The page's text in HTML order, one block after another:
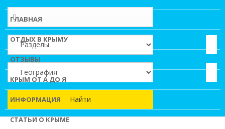
ГЛАВНАЯ
ОТДЫХ В КРЫМУ
ОТЗЫВЫ
КРЫМ ОТ А ДО Я
ИНФОРМАЦИЯ
СТАТЬИ О КРЫМЕ
Найти